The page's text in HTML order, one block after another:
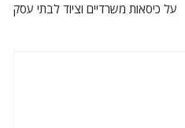
על כיסאות משרדיים וציוד לבתי עסק